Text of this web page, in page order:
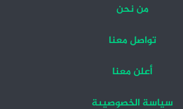
من نحن
تواصل معنا
أعلن معنا
سياسة الخصوصيىة